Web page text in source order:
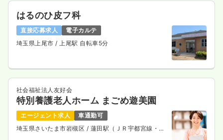
はるのひ皮フ科
直接応募求人
電子カルテ
埼玉県上尾市/ 上尾駅 自転車5分
社会福祉法人友好会
特別養護老人ホーム まごめ遊美園
エージェント求人
車通勤可
埼玉県さいたま市岩槻区 / 蓮田駅（ＪＲ宇都宮線・Ｊ